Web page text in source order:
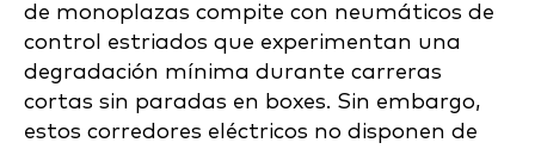
de monoplazas compite con neumáticos de
control estriados que experimentan una
degradación mínima durante carreras
cortas sin paradas en boxes. Sin embargo,
estos corredores eléctricos no disponen de